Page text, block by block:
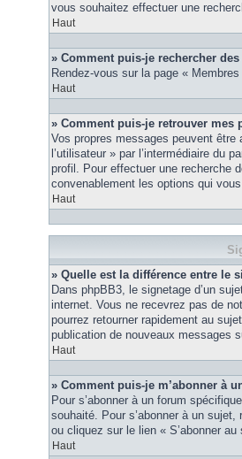
vous souhaitez effectuer une
Haut
» Comment puis-je rechercher
Rendez-vous sur la page «
Haut
» Comment puis-je retrouver mes
Vos propres messages peuvent
l’utilisateur » par l’intermédiaire du
profil. Pour effectuer une recherche
convenablement les options qui
Haut
» Quelle est la différence entre le
Dans phpBB3, le signetage d’un
internet. Vous ne recevrez pas de
pourrez retourner rapidement au
publication de nouveaux messages
Haut
» Comment puis-je m’abonner à
Pour s’abonner à un forum
souhaité. Pour s’abonner à un sujet,
ou cliquez sur le lien « S’abonner
Haut